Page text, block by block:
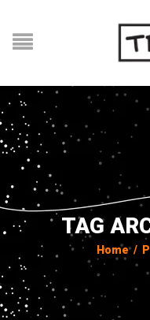
TAG
Home /